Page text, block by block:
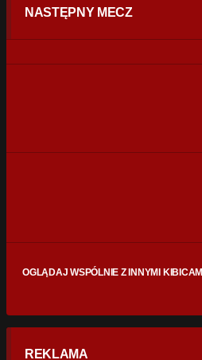
0%
NASTĘPNY MECZ
OGLĄDAJ WSPÓLNIE Z INNYMI KIBICAMI
REKLAMA